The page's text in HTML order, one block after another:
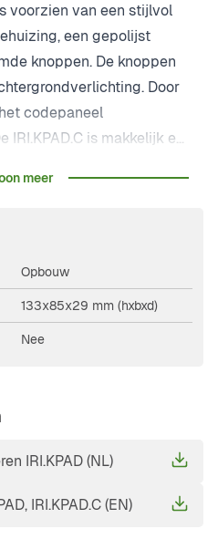
voorzien van een stijlvol
een gepolijst
knoppen. De knoppen
Door
codepaneel
is makkelijk en
meer
Opbouw
133x85x29 mm (hxbxd)
Nee
IRI.KPAD (NL)
IRI.KPAD.C (EN)